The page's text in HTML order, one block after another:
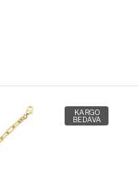
KARGO
BEDAVA